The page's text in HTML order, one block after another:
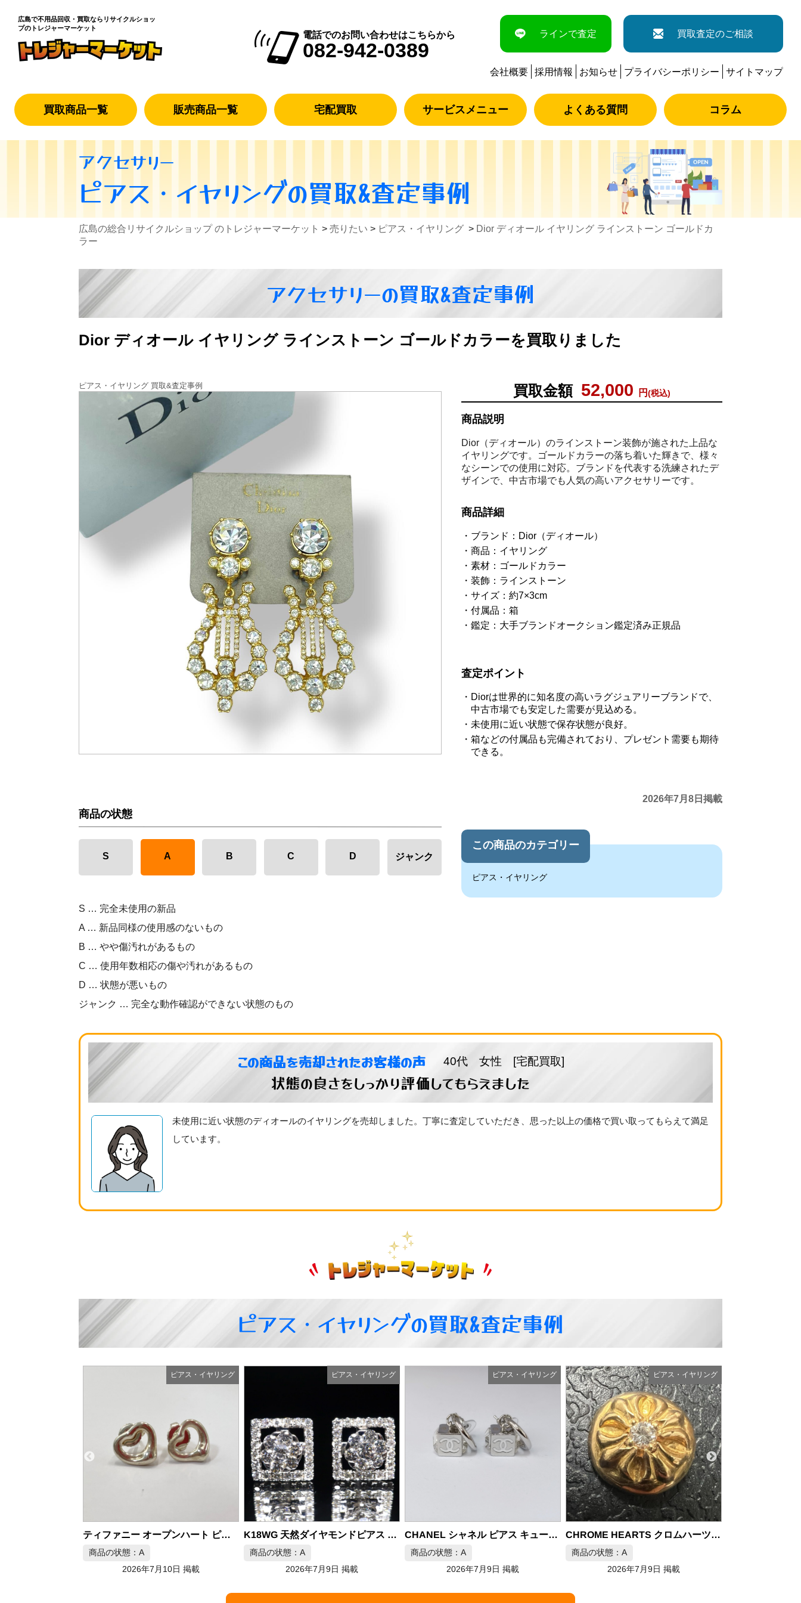
広島で不用品回収・買取なら リサイクルショッ
プのトレジャーマーケット
電話でのお問い合わせはこちらから
082-942-0389
ラインで査定 買取査定のご相談
会社概要 採用情報 お知らせ プライバシーポリシー サイトマップ
買取商品一覧 販売商品一覧 宅配買取 サービスメニュー よくある質問 コラム
アクセサリー
ピアス・イヤリングの買取&査定事例
広島の総合リサイクルショップ のトレジャーマーケット > 売りたい > ピアス・イヤリング > Dior ディオール イヤリング ラインストーン ゴールドカ
ラー
アクセサリーの買取&査定事例
Dior ディオール イヤリング ラインストーン ゴールドカラーを買取りました
買取金額 52,000 円(税込)
商品説明
Dior（ディオール）のラインストーン装飾が施された上品な
イヤリングです。ゴールドカラーの落ち着いた輝きで、様々
なシーンでの使用に対応。ブランドを代表する洗練されたデ
ザインで、中古市場でも人気の高いアクセサリーです。
商品詳細
ブランド：Dior（ディオール）
商品：イヤリング
素材：ゴールドカラー
装飾：ラインストーン
サイズ：約7×3cm
付属品：箱
鑑定：大手ブランドオークション鑑定済み正規品
査定ポイント
Diorは世界的に知名度の高いラグジュアリーブランドで、
中古市場でも安定した需要が見込める。
未使用に近い状態で保存状態が良好。
箱などの付属品も完備されており、プレゼント需要も期待
できる。
2026年7月8日掲載
この商品のカテゴリー
ピアス・イヤリング
ピアス・イヤリング 買取&査定事例
商品の状態
S A B C D ジャンク
S … 完全未使用の新品
A … 新品同様の使用感のないもの
B … やや傷汚れがあるもの
C … 使用年数相応の傷や汚れがあるもの
D … 状態が悪いもの
ジャンク … 完全な動作確認ができない状態のもの
この商品を売却されたお客様の声 40代 女性 [宅配買取]
状態の良さをしっかり評価してもらえました
未使用に近い状態のディオールのイヤリングを売却しました。丁寧に査定していただき、思った以上の価格で買い取ってもらえて満足
しています。
ピアス・イヤリングの買取&査定事例
ピアス・イヤリング
K18WG 天然ダイヤモンドピアス 0.28/0.28ct
商品の状態：A
2026年7月9日 掲載
ピアス・イヤリング
CHANEL シャネル ピアス キューブ シルバーカラー
商品の状態：A
2026年7月9日 掲載
ピアス・イヤリング
CHROME HEARTS クロムハーツ 22K クロスボール ダイヤ スタッドピアス
商品の状態：A
2026年7月9日 掲載
ピアス・イヤリング
CHROME HEARTS ER STUD CROSS BALL W/DMND 22K スタッドピアス
商品の状態：B
2026年7月9日 掲載